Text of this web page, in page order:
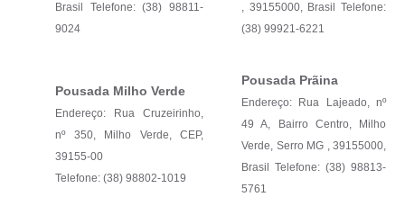
Brasil Telefone: (38) 98811-
9024
, 39155000, Brasil Telefone:
(38) 99921-6221
Pousada Milho Verde
Endereço: Rua Cruzeirinho,
nº 350, Milho Verde, CEP,
39155-00
Telefone: (38) 98802-1019
Pousada Prãina
Endereço: Rua Lajeado, nº
49 A, Bairro Centro, Milho
Verde, Serro MG , 39155000,
Brasil Telefone: (38) 98813-
5761